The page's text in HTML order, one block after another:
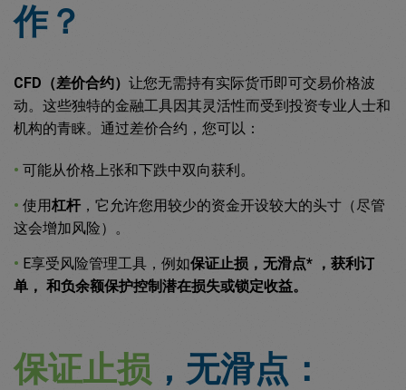
作？
CFD（差价合约） 让您无需持有实际货币即可交易价格波
动。这些独特的金融工具因其灵活性而受到投资专业人士和
机构的青睐。通过差价合约，您可以：
• 可能从价格上张和下跌中双向获利。
• 使用杠杆 ，它允许您用较少的资金开设较大的头寸（尽管
这会增加风险）。
• E享受风险管理工具，例如保证止损，无滑点* ，获利订
单， 和负余额保护控制潜在损失或锁定收益。
保证止损 ，无滑点：